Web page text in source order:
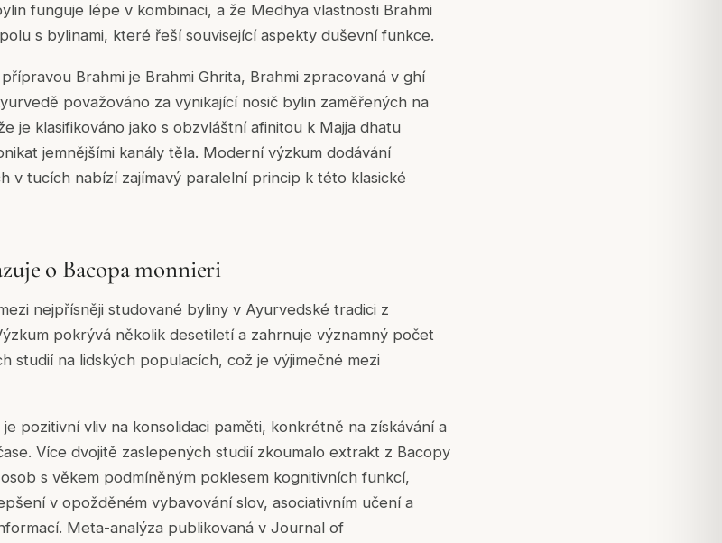
funguje lépe v kombinaci, a že Medhya vlastnosti Brahmi
s bylinami, které řeší související aspekty duševní funkce.
Brahmi je Brahmi Ghrita, Brahmi zpracovaná v ghí
považováno za vynikající nosič bylin zaměřených na
je klasifikováno jako s obzvláštní afinitou k Majja dhatu
jemnějšími kanály těla. Moderní výzkum dodávání
v tucích nabízí zajímavý paralelní princip k této klasické
o Bacopa monnieri
nejpřísněji studované byliny v Ayurvedské tradici z
pokrývá několik desetiletí a zahrnuje významný počet
studií na lidských populacích, což je výjimečné mezi
pozitivní vliv na konsolidaci paměti, konkrétně na získávání a
Více dvojitě zaslepených studií zkoumalo extrakt z Bacopy
s věkem podmíněným poklesem kognitivních funkcí,
v opožděném vybavování slov, asociativním učení a
Meta-analýza publikovaná v Journal of